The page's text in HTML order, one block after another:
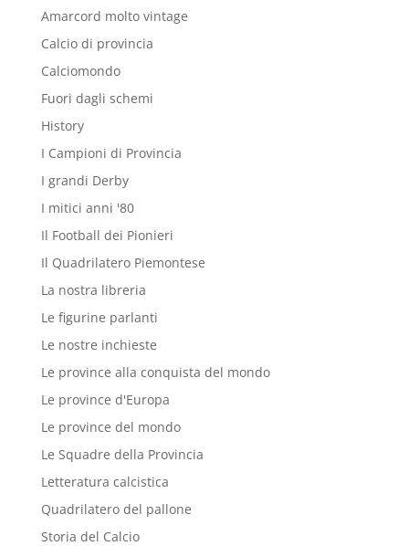
Amarcord molto vintage
Calcio di provincia
Calciomondo
Fuori dagli schemi
History
I Campioni di Provincia
I grandi Derby
I mitici anni '80
Il Football dei Pionieri
Il Quadrilatero Piemontese
La nostra libreria
Le figurine parlanti
Le nostre inchieste
Le province alla conquista del mondo
Le province d'Europa
Le province del mondo
Le Squadre della Provincia
Letteratura calcistica
Quadrilatero del pallone
Storia del Calcio